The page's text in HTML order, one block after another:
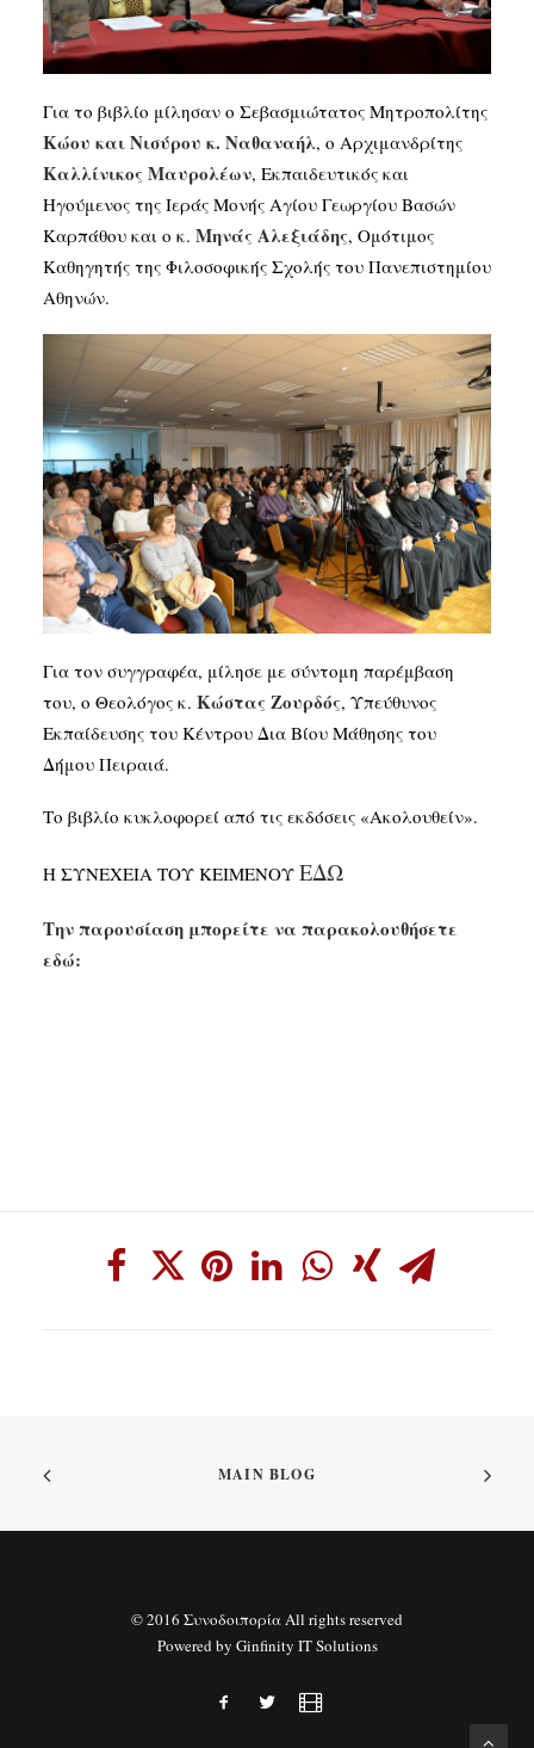
Για το βιβλίο μίλησαν ο Σεβασμιώτατος Μητροπολίτης
Κώου και Νισύρου κ. Ναθαναήλ, ο Αρχιμανδρίτης
Καλλίνικος Μαυρολέων, Εκπαιδευτικός και
Ηγούμενος της Ιεράς Μονής Αγίου Γεωργίου Βασών
Καρπάθου και ο κ. Μηνάς Αλεξιάδης, Ομότιμος
Καθηγητής της Φιλοσοφικής Σχολής του Πανεπιστημίου
Αθηνών.
Για τον συγγραφέα, μίλησε με σύντομη παρέμβαση
του, ο Θεολόγος κ. Κώστας Ζουρδός, Υπεύθυνος
Εκπαίδευσης του Κέντρου Δια Βίου Μάθησης του
Δήμου Πειραιά.
Το βιβλίο κυκλοφορεί από τις εκδόσεις «Ακολουθείν».
Η ΣΥΝΕΧΕΙΑ ΤΟΥ ΚΕΙΜΕΝΟΥ ΕΔΩ
Την παρουσίαση μπορείτε να παρακολουθήσετε
εδώ:
MAIN BLOG
© 2016 Συνοδοιπορία All rights reserved
Powered by Ginfinity IT Solutions